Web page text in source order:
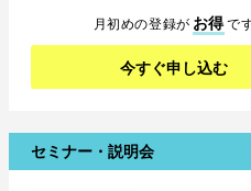
月初めの登録が お得で
今すぐ申し込む
セミナー・説明会